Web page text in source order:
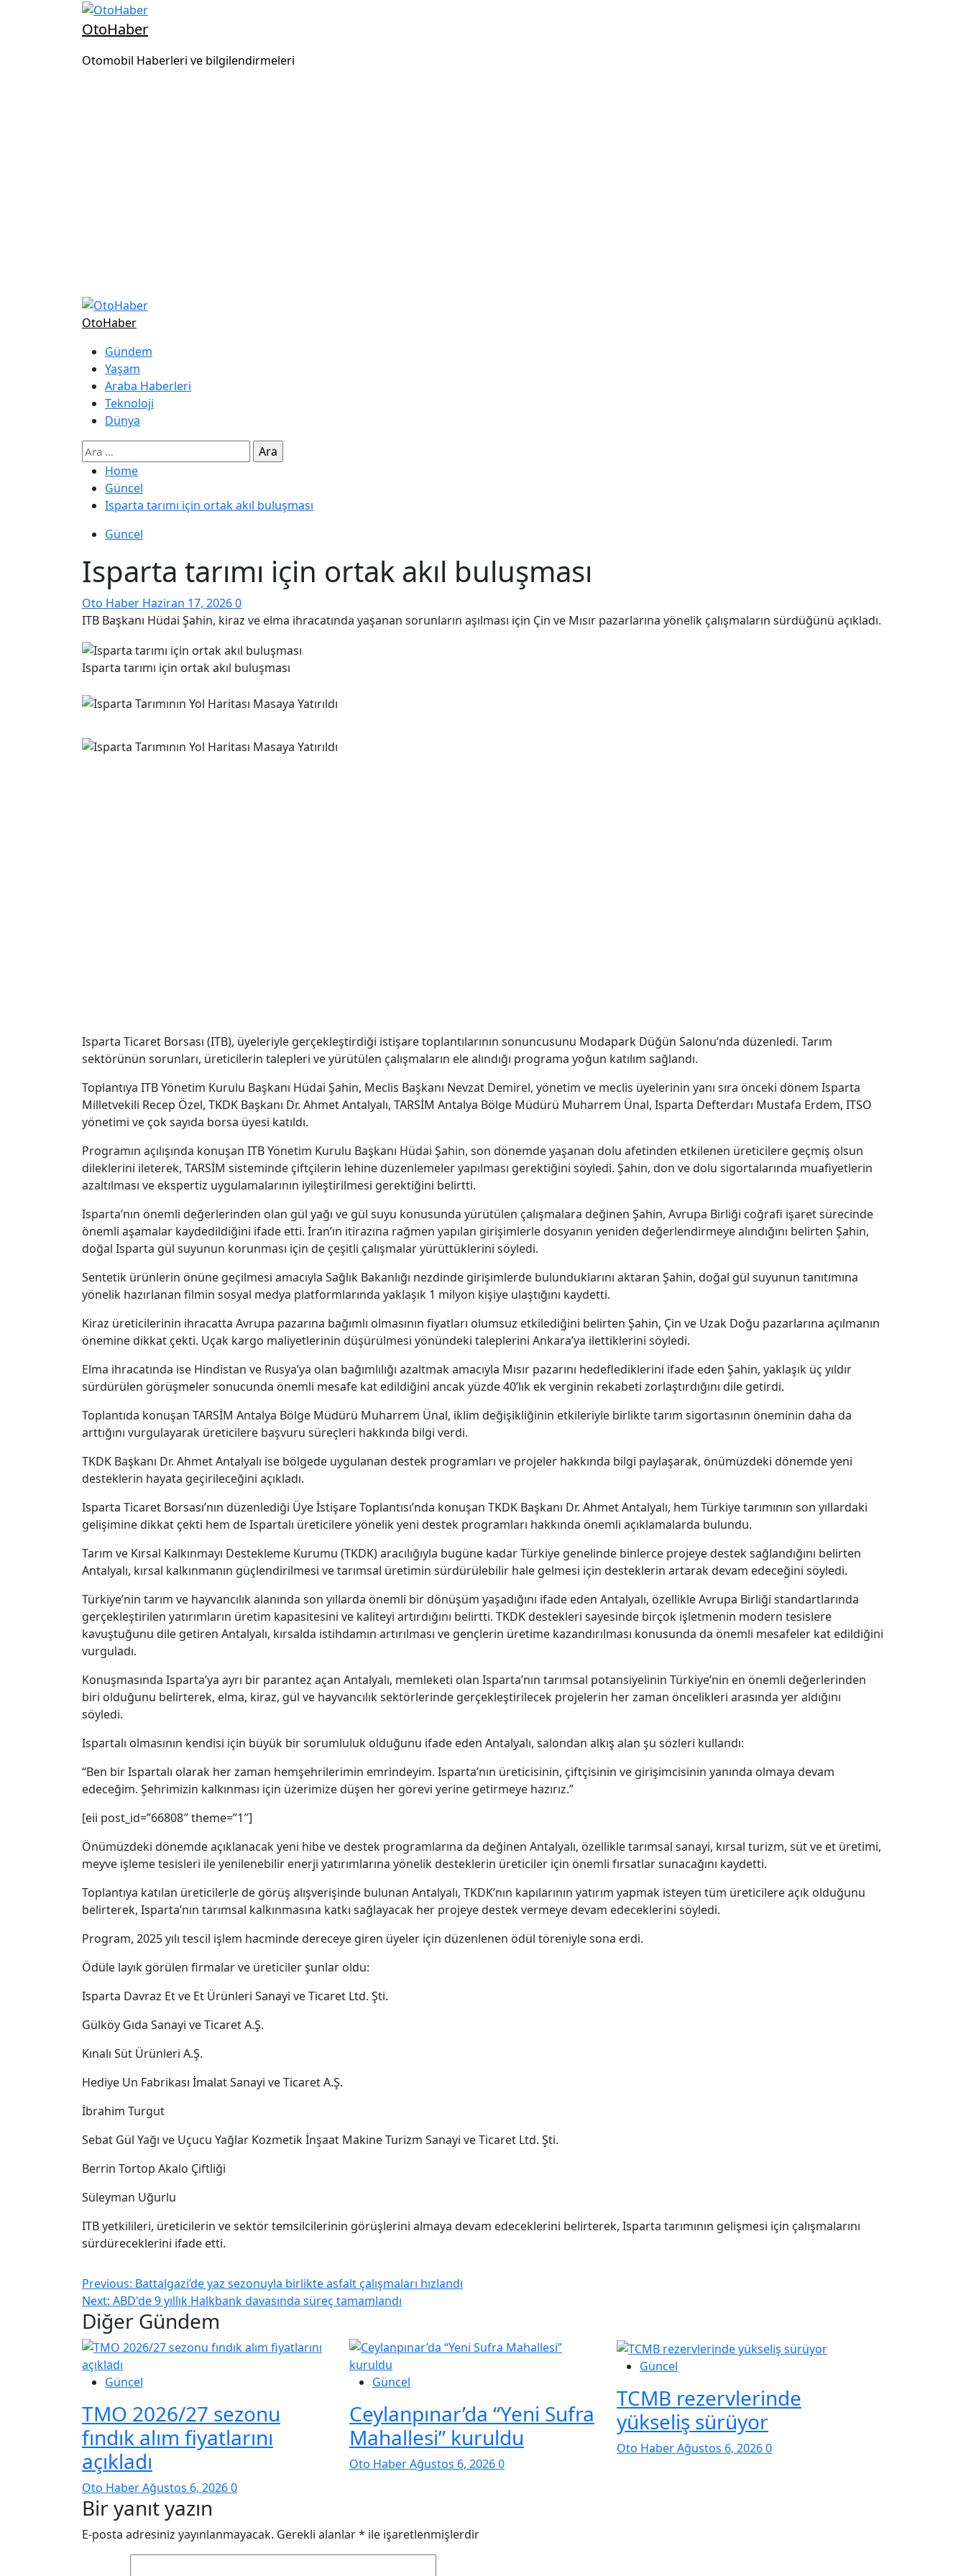
OtoHaber
Otomobil Haberleri ve bilgilendirmeleri
OtoHaber
Gündem
Yaşam
Araba Haberleri
Teknoloji
Dünya
Home
Güncel
Isparta tarımı için ortak akıl buluşması
Güncel
Isparta tarımı için ortak akıl buluşması
Oto Haber Haziran 17, 20260
ITB Başkanı Hüdai Şahin, kiraz ve elma ihracatında yaşanan sorunların aşılması için Çin ve Mısır pazarlarına yönelik çalışmaların sürdüğünü açıkladı.
Isparta tarımı için ortak akıl buluşması
Isparta Ticaret Borsası (ITB), üyeleriyle gerçekleştirdiği istişare toplantılarının sonuncusunu Modapark Düğün Salonu’nda düzenledi. Tarım
sektörünün sorunları, üreticilerin talepleri ve yürütülen çalışmaların ele alındığı programa yoğun katılım sağlandı.
Toplantıya ITB Yönetim Kurulu Başkanı Hüdai Şahin, Meclis Başkanı Nevzat Demirel, yönetim ve meclis üyelerinin yanı sıra önceki dönem Isparta
Milletvekili Recep Özel, TKDK Başkanı Dr. Ahmet Antalyalı, TARSİM Antalya Bölge Müdürü Muharrem Ünal, Isparta Defterdarı Mustafa Erdem, ITSO
yönetimi ve çok sayıda borsa üyesi katıldı.
Programın açılışında konuşan ITB Yönetim Kurulu Başkanı Hüdai Şahin, son dönemde yaşanan dolu afetinden etkilenen üreticilere geçmiş olsun
dileklerini ileterek, TARSİM sisteminde çiftçilerin lehine düzenlemeler yapılması gerektiğini söyledi. Şahin, don ve dolu sigortalarında muafiyetlerin
azaltılması ve ekspertiz uygulamalarının iyileştirilmesi gerektiğini belirtti.
Isparta’nın önemli değerlerinden olan gül yağı ve gül suyu konusunda yürütülen çalışmalara değinen Şahin, Avrupa Birliği coğrafi işaret sürecinde
önemli aşamalar kaydedildiğini ifade etti. İran’ın itirazına rağmen yapılan girişimlerle dosyanın yeniden değerlendirmeye alındığını belirten Şahin,
doğal Isparta gül suyunun korunması için de çeşitli çalışmalar yürüttüklerini söyledi.
Sentetik ürünlerin önüne geçilmesi amacıyla Sağlık Bakanlığı nezdinde girişimlerde bulunduklarını aktaran Şahin, doğal gül suyunun tanıtımına
yönelik hazırlanan filmin sosyal medya platformlarında yaklaşık 1 milyon kişiye ulaştığını kaydetti.
Kiraz üreticilerinin ihracatta Avrupa pazarına bağımlı olmasının fiyatları olumsuz etkilediğini belirten Şahin, Çin ve Uzak Doğu pazarlarına açılmanın
önemine dikkat çekti. Uçak kargo maliyetlerinin düşürülmesi yönündeki taleplerini Ankara’ya ilettiklerini söyledi.
Elma ihracatında ise Hindistan ve Rusya’ya olan bağımlılığı azaltmak amacıyla Mısır pazarını hedeflediklerini ifade eden Şahin, yaklaşık üç yıldır
sürdürülen görüşmeler sonucunda önemli mesafe kat edildiğini ancak yüzde 40’lık ek verginin rekabeti zorlaştırdığını dile getirdi.
Toplantıda konuşan TARSİM Antalya Bölge Müdürü Muharrem Ünal, iklim değişikliğinin etkileriyle birlikte tarım sigortasının öneminin daha da
arttığını vurgulayarak üreticilere başvuru süreçleri hakkında bilgi verdi.
TKDK Başkanı Dr. Ahmet Antalyalı ise bölgede uygulanan destek programları ve projeler hakkında bilgi paylaşarak, önümüzdeki dönemde yeni
desteklerin hayata geçirileceğini açıkladı.
Isparta Ticaret Borsası’nın düzenlediği Üye İstişare Toplantısı’nda konuşan TKDK Başkanı Dr. Ahmet Antalyalı, hem Türkiye tarımının son yıllardaki
gelişimine dikkat çekti hem de Ispartalı üreticilere yönelik yeni destek programları hakkında önemli açıklamalarda bulundu.
Tarım ve Kırsal Kalkınmayı Destekleme Kurumu (TKDK) aracılığıyla bugüne kadar Türkiye genelinde binlerce projeye destek sağlandığını belirten
Antalyalı, kırsal kalkınmanın güçlendirilmesi ve tarımsal üretimin sürdürülebilir hale gelmesi için desteklerin artarak devam edeceğini söyledi.
Türkiye’nin tarım ve hayvancılık alanında son yıllarda önemli bir dönüşüm yaşadığını ifade eden Antalyalı, özellikle Avrupa Birliği standartlarında
gerçekleştirilen yatırımların üretim kapasitesini ve kaliteyi artırdığını belirtti. TKDK destekleri sayesinde birçok işletmenin modern tesislere
kavuştuğunu dile getiren Antalyalı, kırsalda istihdamın artırılması ve gençlerin üretime kazandırılması konusunda da önemli mesafeler kat edildiğini
vurguladı.
Konuşmasında Isparta’ya ayrı bir parantez açan Antalyalı, memleketi olan Isparta’nın tarımsal potansiyelinin Türkiye’nin en önemli değerlerinden
biri olduğunu belirterek, elma, kiraz, gül ve hayvancılık sektörlerinde gerçekleştirilecek projelerin her zaman öncelikleri arasında yer aldığını
söyledi.
Ispartalı olmasının kendisi için büyük bir sorumluluk olduğunu ifade eden Antalyalı, salondan alkış alan şu sözleri kullandı:
“Ben bir Ispartalı olarak her zaman hemşehrilerimin emrindeyim. Isparta’nın üreticisinin, çiftçisinin ve girişimcisinin yanında olmaya devam
edeceğim. Şehrimizin kalkınması için üzerimize düşen her görevi yerine getirmeye hazırız.”
[eii post_id=”66808″ theme=”1″]
Önümüzdeki dönemde açıklanacak yeni hibe ve destek programlarına da değinen Antalyalı, özellikle tarımsal sanayi, kırsal turizm, süt ve et üretimi,
meyve işleme tesisleri ile yenilenebilir enerji yatırımlarına yönelik desteklerin üreticiler için önemli fırsatlar sunacağını kaydetti.
Toplantıya katılan üreticilerle de görüş alışverişinde bulunan Antalyalı, TKDK’nın kapılarının yatırım yapmak isteyen tüm üreticilere açık olduğunu
belirterek, Isparta’nın tarımsal kalkınmasına katkı sağlayacak her projeye destek vermeye devam edeceklerini söyledi.
Program, 2025 yılı tescil işlem hacminde dereceye giren üyeler için düzenlenen ödül töreniyle sona erdi.
Ödüle layık görülen firmalar ve üreticiler şunlar oldu:
Isparta Davraz Et ve Et Ürünleri Sanayi ve Ticaret Ltd. Şti.
Gülköy Gıda Sanayi ve Ticaret A.Ş.
Kınalı Süt Ürünleri A.Ş.
Hediye Un Fabrikası İmalat Sanayi ve Ticaret A.Ş.
İbrahim Turgut
Sebat Gül Yağı ve Uçucu Yağlar Kozmetik İnşaat Makine Turizm Sanayi ve Ticaret Ltd. Şti.
Berrin Tortop Akalo Çiftliği
Süleyman Uğurlu
ITB yetkilileri, üreticilerin ve sektör temsilcilerinin görüşlerini almaya devam edeceklerini belirterek, Isparta tarımının gelişmesi için çalışmalarını
sürdüreceklerini ifade etti.
Previous: Battalgazi’de yaz sezonuyla birlikte asfalt çalışmaları hızlandı
Next: ABD'de 9 yıllık Halkbank davasında süreç tamamlandı
Diğer Gündem
Güncel
TMO 2026/27 sezonu
fındık alım fiyatlarını
açıkladı
Oto HaberAğustos 6, 20260
Güncel
Ceylanpınar’da “Yeni Sufra
Mahallesi” kuruldu
Oto HaberAğustos 6, 20260
Güncel
TCMB rezervlerinde
yükseliş sürüyor
Oto HaberAğustos 6, 20260
Bir yanıt yazın
E-posta adresiniz yayınlanmayacak. Gerekli alanlar* ile işaretlenmişlerdir